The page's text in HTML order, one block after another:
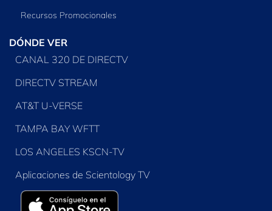
Recursos Promocionales
DÓNDE VER
CANAL 320 DE DIRECTV
DIRECTV STREAM
AT&T U-VERSE
TAMPA BAY WFTT
LOS ANGELES KSCN-TV
Aplicaciones de Scientology TV